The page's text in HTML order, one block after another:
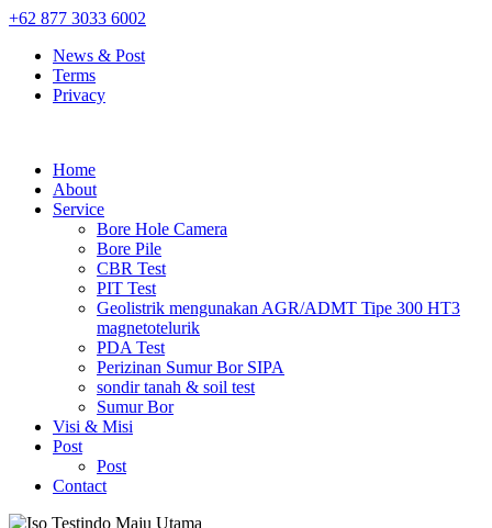
+62 877 3033 6002
News & Post
Terms
Privacy
Home
About
Service
Bore Hole Camera
Bore Pile
CBR Test
PIT Test
Geolistrik mengunakan AGR/ADMT Tipe 300 HT3
magnetotelurik
PDA Test
Perizinan Sumur Bor SIPA
sondir tanah & soil test
Sumur Bor
Visi & Misi
Post
Post
Contact